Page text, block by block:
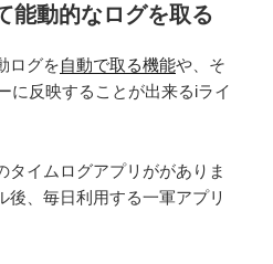
能動的なログを取る
ログを自動で取る機能や、そ
に反映することが出来るiライ
タイムログアプリががありま
後、毎日利用する一軍アプリ